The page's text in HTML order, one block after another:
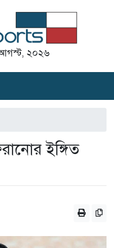
২০২৬
ইঙ্গিত